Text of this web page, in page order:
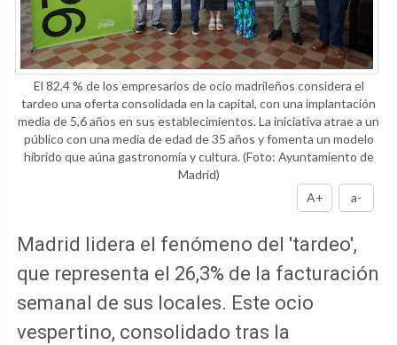
El 82,4 % de los empresarios de ocio madrileños considera el
tardeo una oferta consolidada en la capital, con una implantación
media de 5,6 años en sus establecimientos. La iniciativa atrae a un
público con una media de edad de 35 años y fomenta un modelo
híbrido que aúna gastronomía y cultura.(Foto: Ayuntamiento de
Madrid)
A+
a-
Madrid lidera el fenómeno del 'tardeo',
que representa el 26,3% de la facturación
semanal de sus locales. Este ocio
vespertino, consolidado tras la